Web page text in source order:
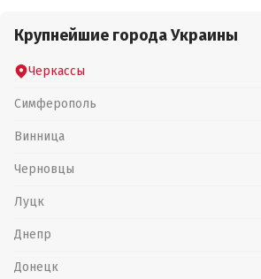
Крупнейшие города Украины
Черкассы
Симферополь
Винница
Черновцы
Луцк
Днепр
Донецк